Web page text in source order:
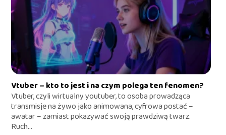
Vtuber – kto to jest i na czym polega ten fenomen?
Vtuber, czyli wirtualny youtuber, to osoba prowadząca
transmisje na żywo jako animowana, cyfrowa postać –
awatar – zamiast pokazywać swoją prawdziwą twarz.
Ruch...